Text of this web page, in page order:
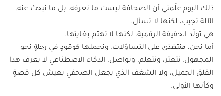
ذلك اليوم علّمني أن الصحافة ليست ما نعرفه، بل ما نبحث عنه.
الآلة تجيب، لكنها لا تسأل.
هي تولّد الحقيقة الرقمية، لكنها لا تهتم بغايتها.
أما نحن، فنتغذى على التساؤلات، ونحملها كوقودٍ في رحلةٍ نحو
المجهول. نتعثر، ونتعلم، ونواصل. الذكاء الاصطناعي لا يعرف هذا
القلق الجميل، ولا الشغف الذي يجعل الصحفي يعيش كل قصةٍ
وكأنها الأولى.